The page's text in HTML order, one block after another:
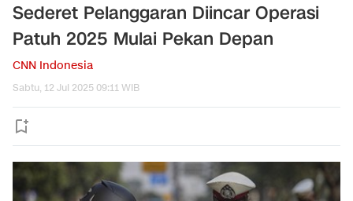
Sederet Pelanggaran Diincar Operasi
Patuh 2025 Mulai Pekan Depan
CNN Indonesia
Sabtu, 12 Jul 2025 09:11 WIB